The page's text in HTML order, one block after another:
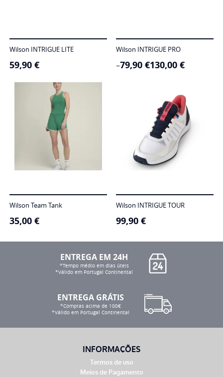
Wilson INTRIGUE LITE
59,90 €
Wilson INTRIGUE PRO
79,90 €
– 130,00 €
Price
range:
Wilson Team Tank
35,00 €
Wilson INTRIGUE TOUR
99,90 €
ENTREGA EM 24H
*Tempo médio em dias úteis
*Válido em Portugal Continental
ENTREGA GRÁTIS
*Compras acima de 100€
*Válido em Portugal Continental
INFORMAÇÕES
Termos de uso
Meios de Pagamento